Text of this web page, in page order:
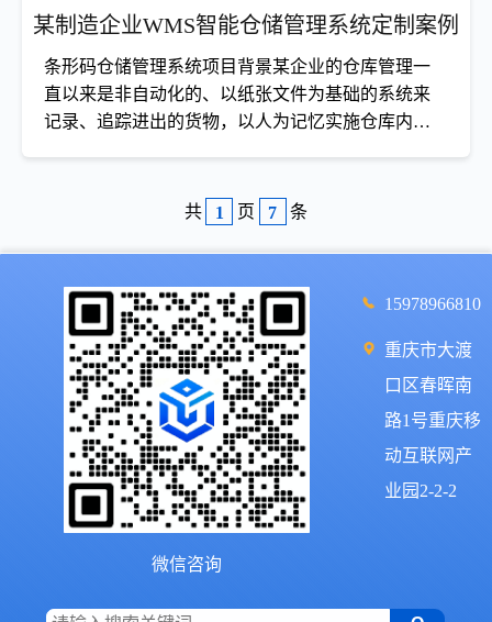
某制造企业WMS智能仓储管理系统定制案例
条形码仓储管理系统项目背景某企业的仓库管理一
直以来是非自动化的、以纸张文件为基础的系统来
记录、追踪进出的货物，以人为记忆实施仓库内部
条形码PDA仓储管理系统取代传统仓库管理
货物，以人为记忆实施仓库内部的管理。对于整个仓储区而
言，
查看详情
共 1 页 7 条
微信咨询
15978966810
重庆市大渡
口区春晖南
路1号重庆移
动互联网产
业园2-2-2